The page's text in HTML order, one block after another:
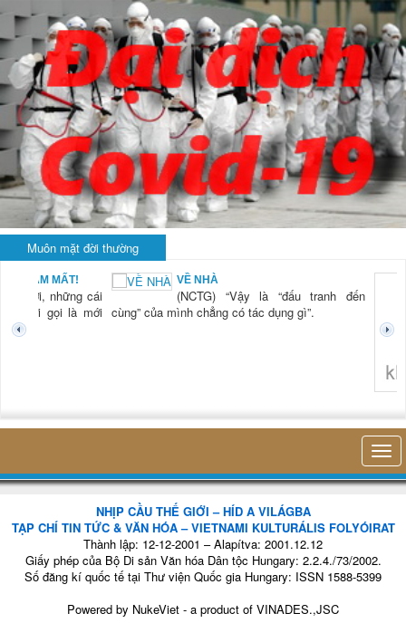
Muôn mặt đời thường
cái
là mới
VỀ NHÀ
(NCTG) “Vậy là “đấu tranh đến
cùng” của mình chẳng có tác dụng gì”.
NHỊP CẦU THẾ GIỚI – HÍD A VILÁGBA
TẠP CHÍ TIN TỨC & VĂN HÓA – VIETNAMI KULTURÁLIS FOLYÓIRAT
Thành lập: 12-12-2001 – Alapítva: 2001.12.12
Giấy phép của Bộ Di sản Văn hóa Dân tộc Hungary: 2.2.4./73/2002.
Số đăng kí quốc tế tại Thư viện Quốc gia Hungary: ISSN 1588-5399
Powered by NukeViet - a product of VINADES.,JSC